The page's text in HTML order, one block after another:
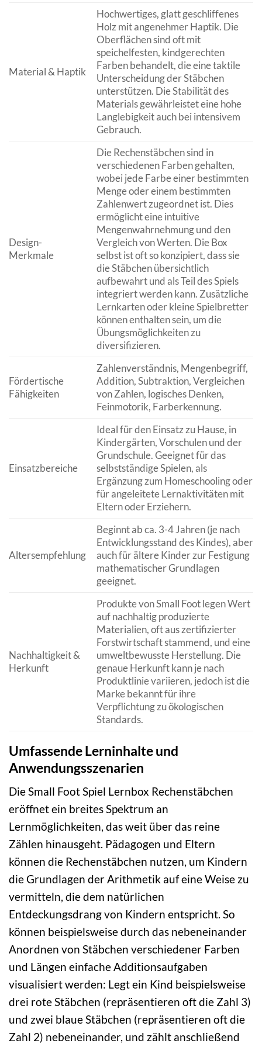
Material & Haptik
Hochwertiges, glatt geschliffenes
Holz mit angenehmer Haptik. Die
Oberflächen sind oft mit
speichelfesten, kindgerechten
Farben behandelt, die eine taktile
Unterscheidung der Stäbchen
unterstützen. Die Stabilität des
Materials gewährleistet eine hohe
Langlebigkeit auch bei intensivem
Gebrauch.
Design-
Merkmale
Die Rechenstäbchen sind in
verschiedenen Farben gehalten,
wobei jede Farbe einer bestimmten
Menge oder einem bestimmten
Zahlenwert zugeordnet ist. Dies
ermöglicht eine intuitive
Mengenwahrnehmung und den
Vergleich von Werten. Die Box
selbst ist oft so konzipiert, dass sie
die Stäbchen übersichtlich
aufbewahrt und als Teil des Spiels
integriert werden kann. Zusätzliche
Lernkarten oder kleine Spielbretter
können enthalten sein, um die
Übungsmöglichkeiten zu
diversifizieren.
Fördertische
Fähigkeiten
Zahlenverständnis, Mengenbegriff,
Addition, Subtraktion, Vergleichen
von Zahlen, logisches Denken,
Feinmotorik, Farberkennung.
Einsatzbereiche
Ideal für den Einsatz zu Hause, in
Kindergärten, Vorschulen und der
Grundschule. Geeignet für das
selbstständige Spielen, als
Ergänzung zum Homeschooling oder
für angeleitete Lernaktivitäten mit
Eltern oder Erziehern.
Altersempfehlung
Beginnt ab ca. 3-4 Jahren (je nach
Entwicklungsstand des Kindes), aber
auch für ältere Kinder zur Festigung
mathematischer Grundlagen
geeignet.
Nachhaltigkeit &
Herkunft
Produkte von Small Foot legen Wert
auf nachhaltig produzierte
Materialien, oft aus zertifizierter
Forstwirtschaft stammend, und eine
umweltbewusste Herstellung. Die
genaue Herkunft kann je nach
Produktlinie variieren, jedoch ist die
Marke bekannt für ihre
Verpflichtung zu ökologischen
Standards.
Umfassende Lerninhalte und
Anwendungsszenarien
Die Small Foot Spiel Lernbox Rechenstäbchen
eröffnet ein breites Spektrum an
Lernmöglichkeiten, das weit über das reine
Zählen hinausgeht. Pädagogen und Eltern
können die Rechenstäbchen nutzen, um Kindern
die Grundlagen der Arithmetik auf eine Weise zu
vermitteln, die dem natürlichen
Entdeckungsdrang von Kindern entspricht. So
können beispielsweise durch das nebeneinander
Anordnen von Stäbchen verschiedener Farben
und Längen einfache Additionsaufgaben
visualisiert werden: Legt ein Kind beispielsweise
drei rote Stäbchen (repräsentieren oft die Zahl 3)
und zwei blaue Stäbchen (repräsentieren oft die
Zahl 2) nebeneinander, und zählt anschließend